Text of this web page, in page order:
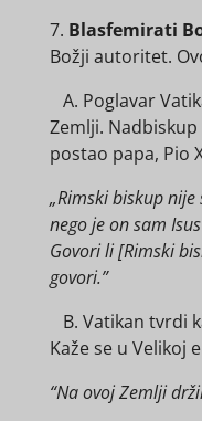
7. Blasfemirati
Božji autoritet.
A. Poglavar
Zemlji.
postao papa, Pio
„Rimski biskup
nego je on sam
Govori li [Rimski
govori.”
B. Vatikan tvrdi
Kaže se u Velikoj
“Na ovoj Zemlji